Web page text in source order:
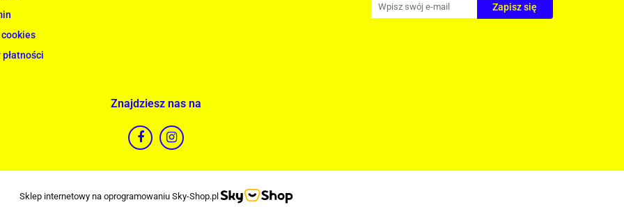
Znajdziesz nas na
Sklep internetowy na oprogramowaniu Sky-Shop.pl